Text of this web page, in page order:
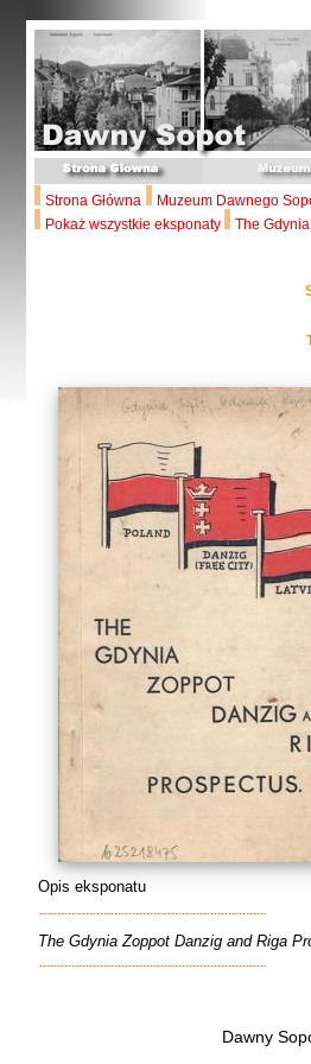
Strona Główna
Muzeum Dawnego
Pokaż wszystkie eksponaty
The
Opis eksponatu
The Gdynia Zoppot Danzig and Riga
Dawny